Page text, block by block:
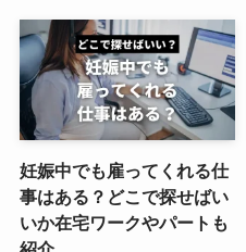
妊娠中でも雇ってくれる仕
事はある？どこで探せばい
いか在宅ワークやパートも